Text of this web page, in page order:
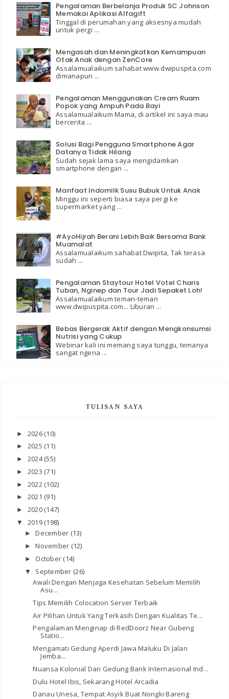
Pengalaman Berbelanja Produk SC Johnson
Memakai Aplikasi Alfagift
Tinggal di perumahan yang aksesnya mudah
untuk pergi ...
Mengasah dan Meningkatkan Kemampuan
Otak Anak dengan ZenCore
Assalamualaikum sahabat www.dwipuspita.com
dimanapun ...
Pengalaman Menggunakan Cream Ruam
Popok yang Ampuh Pada Bayi
Assalamualaikum Mama, di artikel ini saya mau
bercerita ...
Solusi Bagi Pengguna Smartphone Agar
Datanya Tidak Hilang
Sudah sejak lama saya mengidamkan
smartphone dengan ...
Manfaat Indomilk Susu Bubuk Untuk Anak
Minggu ini seperti biasa saya pergi ke
supermarket yang ...
#AyoHijrah Berani Lebih Baik Bersama Bank
Muamalat
Assalamualaikum sahabat Dwipita, Tak terasa
sudah ...
Pengalaman Staytour Hotel Votel Charis
Tuban, Nginep dan Tour Jadi Sepaket Loh!
Assalamualaikum teman-teman
www.dwipuspita.com... Liburan ...
Bebas Bergerak Aktif dengan Mengkonsumsi
Nutrisi yang Cukup
Webinar kali ini memang saya tunggu, temanya
sangat ngena ...
TULISAN SAYA
► 2026 (10)
► 2025 (11)
► 2024(55)
► 2023 (71)
► 2022 (102)
► 2021 (91)
► 2020 (147)
▼ 2019 (198)
►December (13)
►November (12)
► October (14)
▼ September (26)
Awali Dengan Menjaga Kesehatan Sebelum Memilih
Asu...
Tips Memilih Colocation Server Terbaik
Air Pilihan Untuk Yang Terkasih Dengan Kualitas Te...
Pengalaman Menginap di RedDoorz Near Gubeng
Statio...
Mengamati Gedung Aperdi Jawa Maluku Di Jalan
Jemba...
Nuansa Kolonial Dari Gedung Bank Internasional Ind...
Dulu Hotel Ibis, Sekarang Hotel Arcadia
Danau Unesa, Tempat Asyik Buat Nongki Bareng